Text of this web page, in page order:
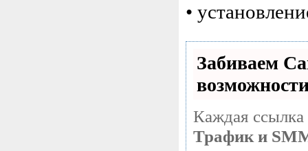
•
Забиваем
Каждая ссылка
Трафик и